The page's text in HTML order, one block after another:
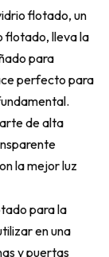
flotado, un
flotado, lleva la
para
perfecto para
de alta
la mejor luz
para la
en una
y puertas